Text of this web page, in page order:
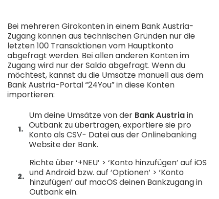
Bei mehreren Girokonten in einem Bank Austria-
Zugang können aus technischen Gründen nur die
letzten 100 Transaktionen vom Hauptkonto
abgefragt werden. Bei allen anderen Konten im
Zugang wird nur der Saldo abgefragt. Wenn du
möchtest, kannst du die Umsätze manuell aus dem
Bank Austria-Portal “24You” in diese Konten
importieren:
Um deine Umsätze von der Bank Austriain
Outbank zu übertragen, exportiere sie pro
Konto als CSV- Datei aus der Onlinebanking
Website der Bank.
Richte über ‘+NEU’ > ‘Konto hinzufügen’ auf iOS
und Android bzw. auf ‘Optionen’ > ‘Konto
hinzufügen’ auf macOS deinen Bankzugang in
Outbank ein.